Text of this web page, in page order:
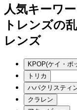
人気キーワ
トレンズの
レンズ